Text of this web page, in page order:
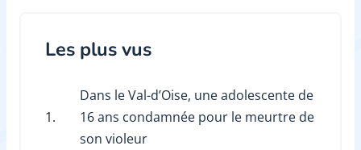
Les plus vus
1.
Dans le Val-d’Oise, une adolescente de
16 ans condamnée pour le meurtre de
son violeur